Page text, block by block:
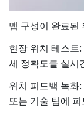
맵 구성이 완료된
현장 위치 테스트
세 정확도를 실시
위치 피드백 녹화
또는 기술 팀에